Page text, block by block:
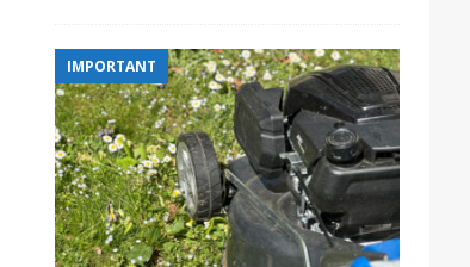
IMPORTANT